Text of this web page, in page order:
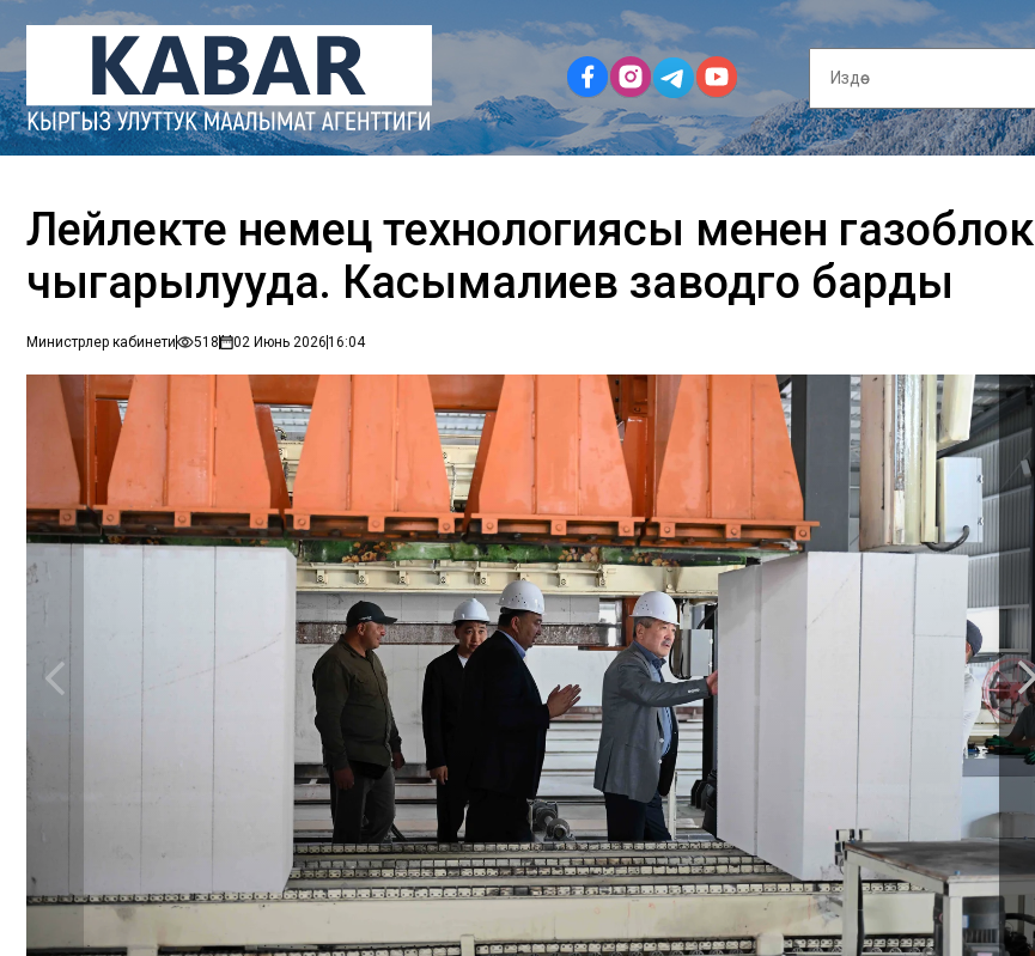
Лейлекте немец технологиясы менен газоблок
чыгарылууда. Касымалиев заводго барды
Министрлер кабинети 518 02 Июнь 202616:04